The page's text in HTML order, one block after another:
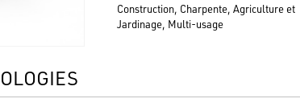
Construction Charpente Agriculture et
Jardinage Multi-usage